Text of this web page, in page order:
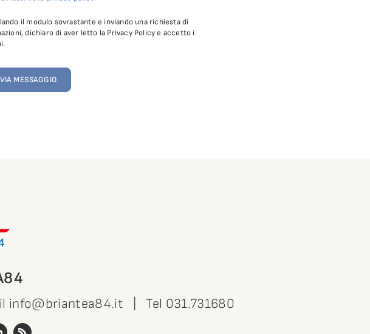
il modulo sovrastante e inviando una richiesta di
dichiaro di aver letto la Privacy Policy e accetto i
MESSAGGIO
info@briantea84.it | Tel 031.731680